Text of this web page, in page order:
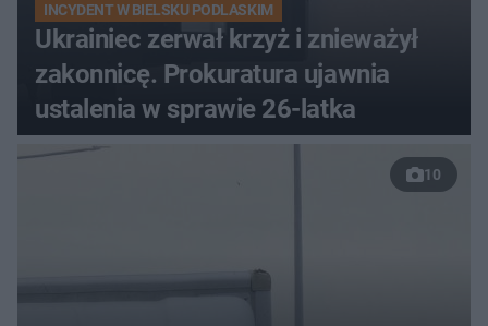
INCYDENT W BIELSKU PODLASKIM
Ukrainiec zerwał krzyż i znieważył
zakonnicę. Prokuratura ujawnia
ustalenia w sprawie 26-latka
10